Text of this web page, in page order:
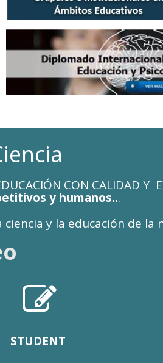
CON CALIDAD Y
y humanos...
la educación de la

STUDENT